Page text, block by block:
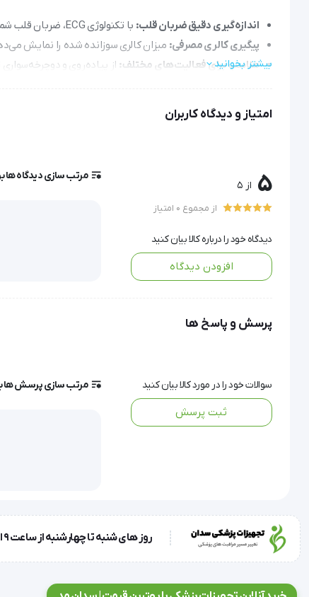
اندازه‌گیری دقیق ضربان قلب: با تکنولوژی ECG، ضربان قلب شما را با دقت کلینیکی ثبت می‌کند تا مطمئن شوید در محدوده ایمن ورزش می‌کنید.
پیگیری کالری مصرفی: میزان کالری سوزانده شده را نمایش
مناسب برای فعالیت‌های مختلف: از پیاده‌روی و دوچرخه‌سواری تا
کاربرد آسان و همه‌جانبه:
نمایشگر ضربان قلب
در طی مدت زمان طولانی ثبت کند.
اطلاع از میزان ضربان قلب برای افراد مختلف و ورزشکاران
پیاده روی ،حفظ تناسب اندام، دوچرخه سواری، کوه
نمایشگر ضربان قلب PM70 بیورر
سنجش و بررسی متابولیسم بدن ‌خود را دارند.
ضربان سنج PM70 مجهز به تست سلامتی است که برای افرادی که به ورزش روزانه می‌پردازند، خیلی کارامد است و دارای قابلیت های ذیل است:
بیشتر بخوانید
امتیاز و دیدگاه کاربران
5 از 5
از مجموع 0 امتیاز
دیدگاه خود را درباره کالا بیان کنید
افزودن دیدگاه
مرتب سازی دیدگاه ها
پرسش و پاسخ ها
سوالات خود را در مورد کالا بیان کنید
ثبت پرسش
مرتب سازی پرسش ها
روز های شنبه تا چهارشنبه از ساعت 9 الی 17 و روز پنجشنبه ساعت 9 الی 13